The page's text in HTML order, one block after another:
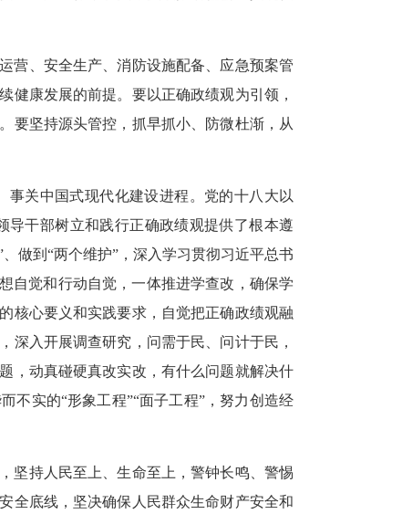
营、安全生产、消防设施配备、应急预案管
健康发展的前提。要以正确政绩观为引领，
要坚持源头管控，抓早抓小、防微杜渐，从
关中国式现代化建设进程。党的十八大以
干部树立和践行正确政绩观提供了根本遵
做到“两个维护”，深入学习贯彻习近平总书
自觉和行动自觉，一体推进学查改，确保学
核心要义和实践要求，自觉把正确政绩观融
深入开展调查研究，问需于民、问计于民，
，动真碰硬真改实改，有什么问题就解决什
不实的“形象工程”“面子工程”，努力创造经
坚持人民至上、生命至上，警钟长鸣、警惕
全底线，坚决确保人民群众生命财产安全和